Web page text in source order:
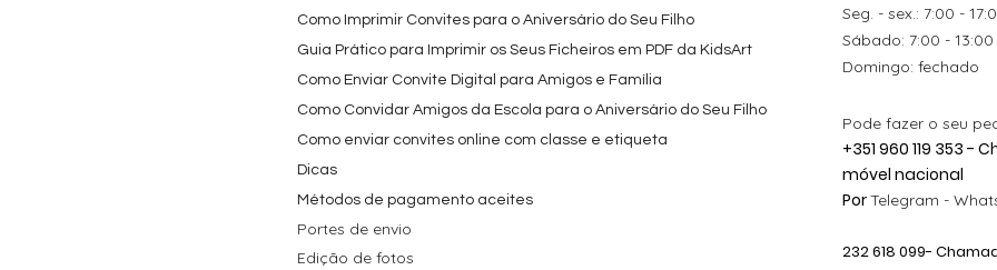
Como Imprimir Convites para o Aniversário do Seu Filho
Guia Prático para Imprimir os Seus Ficheiros em PDF da KidsArt
Como Enviar Convite Digital para Amigos e Família
Como Convidar Amigos da Escola para o Aniversário do Seu Filho
Como enviar convites online com classe e etiqueta
Dicas
Métodos de pagamento aceites
Portes de envio
Edição de fotos
Seg. - sex.: 7:00 -
​​Sábado: 7:00 - 13:00
​Domingo: fechado
Pode fazer o seu
+351 960 119 353 -
móvel nacional
PorTelegram -
232 618 099-